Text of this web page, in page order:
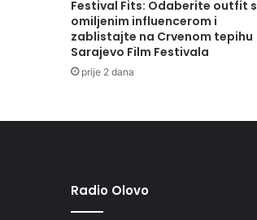
Festival Fits: Odaberite outfit s
omiljenim influencerom i
zablistajte na Crvenom tepihu
Sarajevo Film Festivala
prije 2 dana
Radio Olovo